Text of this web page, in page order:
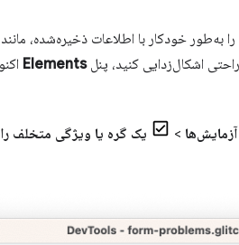
را به‌طور خودکار با اطلاعات ذخیره‌شده،
اشکال‌زدایی کنید، پنلElements
آزمایش‌ها >